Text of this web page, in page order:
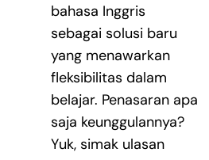
bahasa Inggris
sebagai solusi baru
yang menawarkan
fleksibilitas dalam
belajar. Penasaran apa
saja keunggulannya?
Yuk, simak ulasan